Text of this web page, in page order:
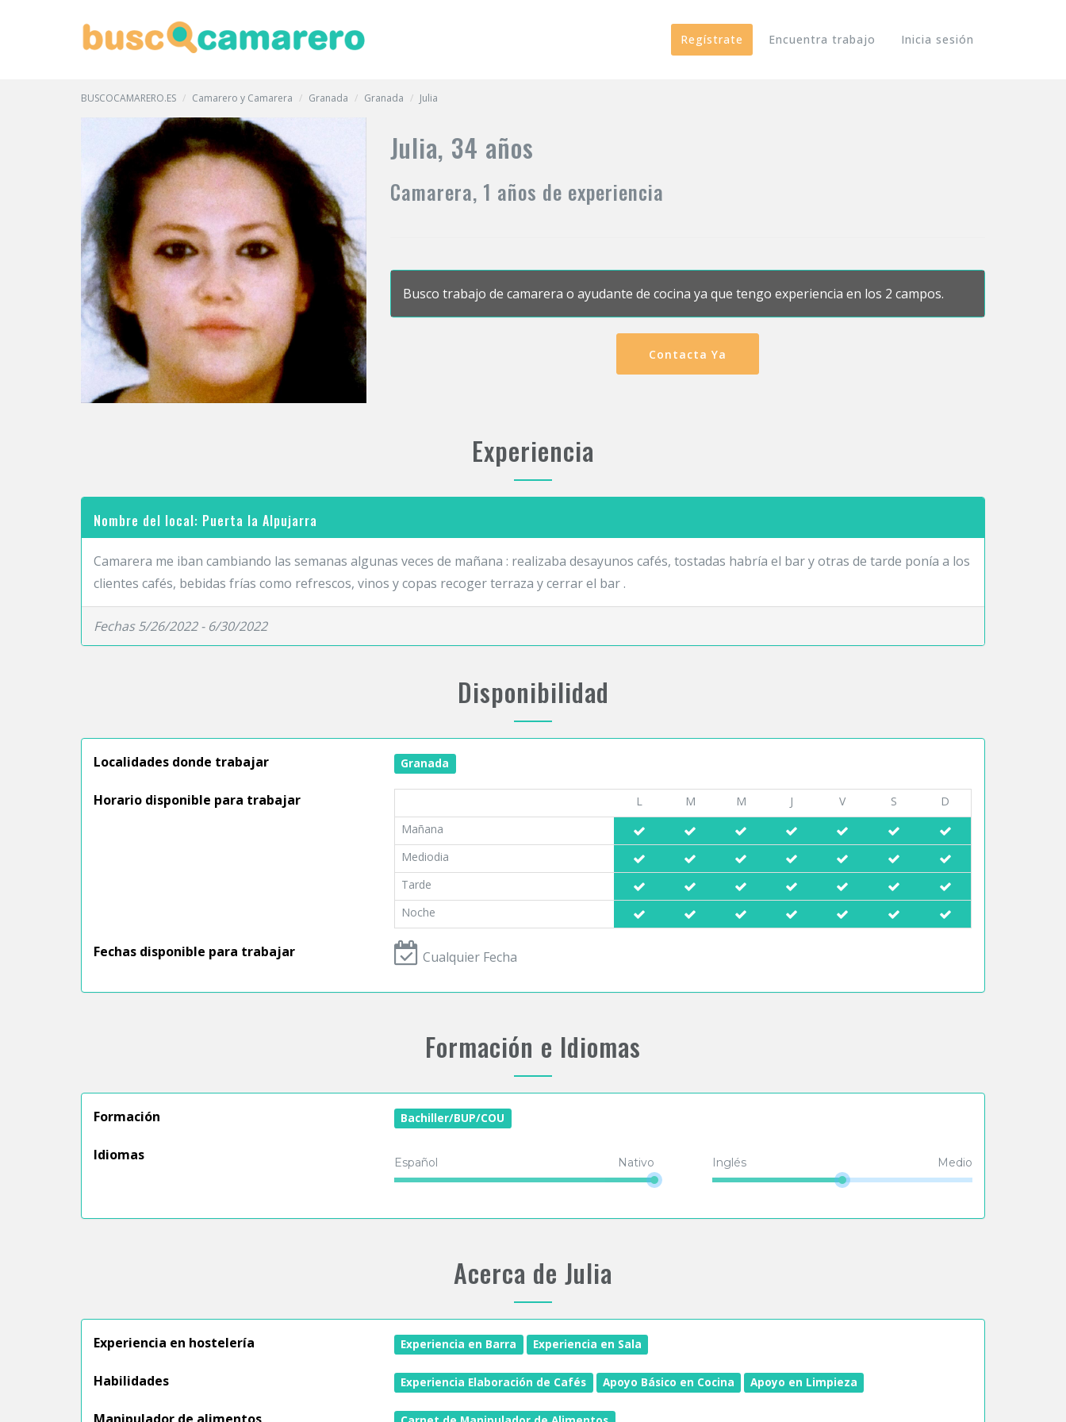
Regístrate Encuentra trabajo Inicia sesión
BUSCOCAMARERO.ES Camarero y Camarera Granada Granada Julia
Julia, 34 años
Camarera, 1 años de experiencia
Busco trabajo de camarera o ayudante de cocina ya que tengo experiencia en los 2 campos.
Contacta Ya
Experiencia
Nombre del local: Puerta la Alpujarra
Camarera me iban cambiando las semanas algunas veces de mañana : realizaba desayunos cafés, tostadas habría el bar y otras de tarde ponía a los
clientes cafés, bebidas frías como refrescos, vinos y copas recoger terraza y cerrar el bar .
Fechas 5/26/2022 - 6/30/2022
Disponibilidad
Localidades donde trabajar Granada
Horario disponible para trabajar L M M J V S
D
Mañana
Mediodia
Tarde
Noche
Fechas disponible para trabajar Cualquier Fecha
Formación e Idiomas
Formación Bachiller/BUP/COU
Idiomas Español Nativo Inglés Medio
Acerca de Julia
Experiencia en hostelería Experiencia en Barra Experiencia en Sala
Habilidades Experiencia Elaboración de Cafés Apoyo Básico en Cocina Apoyo en Limpieza
Manipulador de alimentos